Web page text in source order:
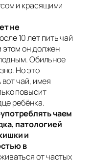
и красящими
не
10 лет пить чай
этом он должен
Обильное
Но это
чай, имея
повысит
ребёнка.
чаем
патологией
и
в
от частых